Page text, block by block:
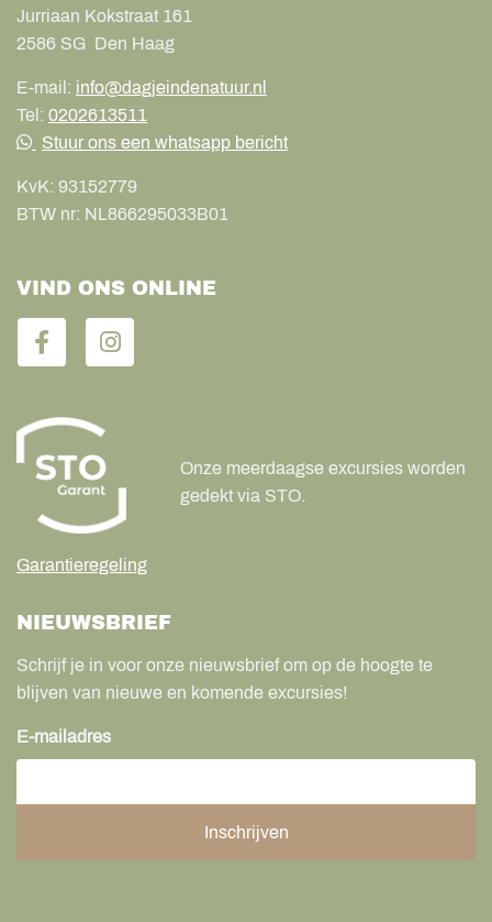
Jurriaan Kokstraat 161
2586 SG Den Haag
E-mail: info@dagjeindenatuur.nl
Tel: 0202613511
Stuur ons een whatsapp bericht
KvK: 93152779
BTW nr: NL866295033B01
VIND ONS ONLINE
Garantieregeling
Onze meerdaagse excursies worden
gedekt via STO.
NIEUWSBRIEF
Schrijf je in voor onze nieuwsbrief om op de hoogte te
blijven van nieuwe en komende excursies!
E-mailadres